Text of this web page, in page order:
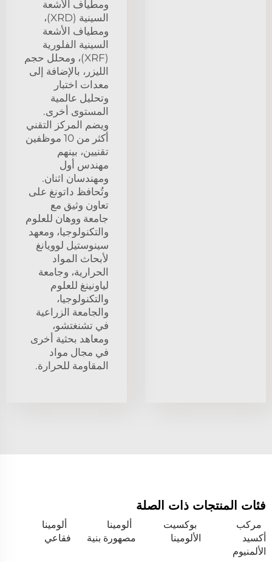
ومطياف الأشعة
السينية (XRD)،
ومطياف الأشعة
السينية الفلورية
(XRF)، ومحلل حجم
الليزر، بالإضافة إلى
معدات اختبار
وتحليل عالمية
المستوى أخرى.
ويضم المركز التقني
أكثر من 10 موظفين
تقنيين، بينهم
مهندس أول
ومهندسان اثنان.
وتُحافظ داتونغ على
تعاون وثيق مع
جامعة ووهان للعلوم
والتكنولوجيا، ومعهد
سينوستيل لوويانغ
لأبحاث المواد
الحرارية، وجامعة
لياونينغ للعلوم
والتكنولوجيا،
والجامعة الزراعية
في تشنغتشو،
ومعاهد بحثية أخرى
في مجال مواد
المقاومة للحرارة.
فئات المنتجات ذات الصلة
مركب
أكسيد
الألمنيوم
بوكسيت
الألومينا
ألومينا
مصهورة بنية
ألومينا
فقاعي